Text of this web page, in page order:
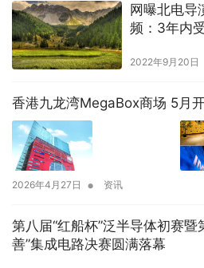
网曝北电导
频：3年内
2022年9月20日
香港九龙湾MegaBox商场 5月
2026年4月27日 • 资讯
第八届“红船杯”泛半导体初赛暨
善”集成电路决赛圆满落幕